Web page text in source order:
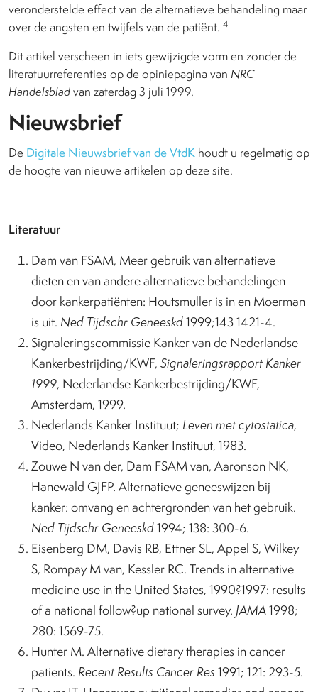
veronderstelde effect van de alternatieve behandeling maar
over de angsten en twijfels van de patiënt. 4
Dit artikel verscheen in iets gewijzigde vorm en zonder de
literatuurreferenties op de opiniepagina van NRC
Handelsbladvan zaterdag 3 juli 1999.
Nieuwsbrief
De Digitale Nieuwsbrief van de VtdK houdt u regelmatig op
de hoogte van nieuwe artikelen op deze site.
Literatuur
Dam van FSAM, Meer gebruik van alternatieve
dieten en van andere alternatieve behandelingen
door kankerpatiënten: Houtsmuller is in en Moerman
is uit. Ned Tijdschr Geneeskd1999;143 1421-4.
Signaleringscommissie Kanker van de Nederlandse
Kankerbestrijding/KWF, Signaleringsrapport Kanker
1999, Nederlandse Kankerbestrijding/KWF,
Amsterdam, 1999.
Nederlands Kanker Instituut; Leven met cytostatica,
Video, Nederlands Kanker Instituut, 1983.
Zouwe N van der, Dam FSAM van, Aaronson NK,
Hanewald GJFP. Alternatieve geneeswijzen bij
kanker: omvang en achtergronden van het gebruik.
Ned Tijdschr Geneeskd1994; 138: 300-6.
Eisenberg DM, Davis RB, Ettner SL, Appel S, Wilkey
S, Rompay M van, Kessler RC. Trends in alternative
medicine use in the United States, 1990?1997: results
of a national follow?up national survey. JAMA1998;
280: 1569-75.
Hunter M. Alternative dietary therapies in cancer
patients. Recent Results Cancer Res 1991; 121: 293-5.